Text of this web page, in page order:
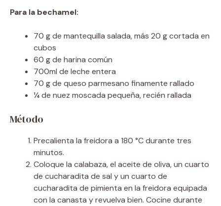
Para la bechamel:
70 g de mantequilla salada, más 20 g cortada en
cubos
60 g de harina común
700ml de leche entera
70 g de queso parmesano finamente rallado
¼ de nuez moscada pequeña, recién rallada
Método
Precalienta la freidora a 180 °C durante tres
minutos.
Coloque la calabaza, el aceite de oliva, un cuarto
de cucharadita de sal y un cuarto de
cucharadita de pimienta en la freidora equipada
con la canasta y revuelva bien. Cocine durante